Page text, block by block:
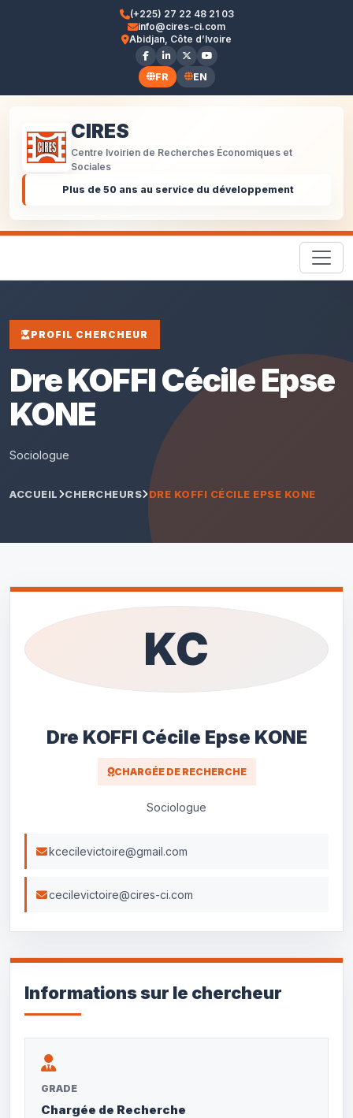
(+225) 27 22 48 21 03
info@cires-ci.com
Abidjan, Côte d’Ivoire
FR EN
CIRES
Centre Ivoirien de Recherches Économiques et
Sociales
Plus de 50 ans au service du développement
PROFIL CHERCHEUR
Dre KOFFI Cécile Epse
KONE
Sociologue
ACCUEIL CHERCHEURS DRE KOFFI CÉCILE EPSE KONE
Dre KOFFI Cécile Epse KONE
CHARGÉE DE RECHERCHE
Sociologue
kcecilevictoire@gmail.com
cecilevictoire@cires-ci.com
Informations sur le chercheur
GRADE
Chargée de Recherche